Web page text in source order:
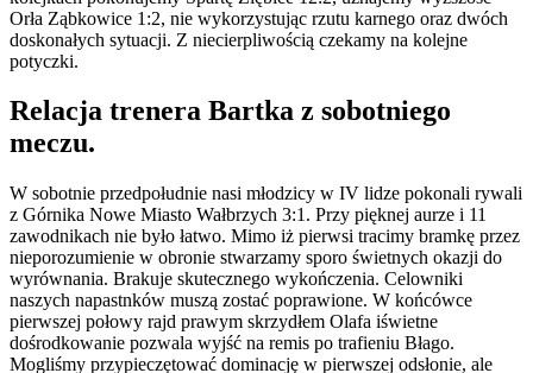
Orła Ząbkowice 1:2, nie wykorzystując rzutu karnego oraz dwóch
doskonałych sytuacji. Z niecierpliwością czekamy na kolejne
potyczki.
Relacja trenera Bartka z sobotniego
meczu.
W sobotnie przedpołudnie nasi młodzicy w IV lidze pokonali rywali
z Górnika Nowe Miasto Wałbrzych 3:1. Przy pięknej aurze i 11
zawodnikach nie było łatwo. Mimo iż pierwsi tracimy bramkę przez
nieporozumienie w obronie stwarzamy sporo świetnych okazji do
wyrównania. Brakuje skutecznego wykończenia. Celowniki
naszych napastnków muszą zostać poprawione. W końcówce
pierwszej połowy rajd prawym skrzydłem Olafa iświetne
dośrodkowanie pozwala wyjść na remis po trafieniu Błago.
Mogliśmy przypieczętować dominację w pierwszej odsłonie, ale